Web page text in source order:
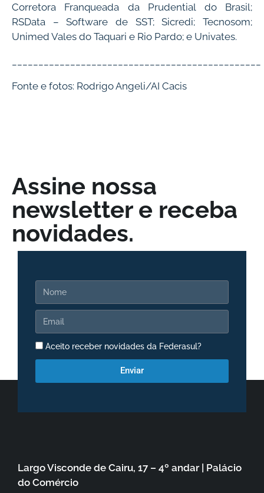
Corretora Franqueada da Prudential do Brasil;
RSData – Software de SST; Sicredi; Tecnosom;
Unimed Vales do Taquari e Rio Pardo; e Univates.
Fonte e fotos: Rodrigo Angeli/AI Cacis
Assine nossa
newsletter e receba
novidades.
Aceito receber novidades da Federasul?
Enviar
Largo Visconde de Cairu, 17 – 4º andar | Palácio
do Comércio